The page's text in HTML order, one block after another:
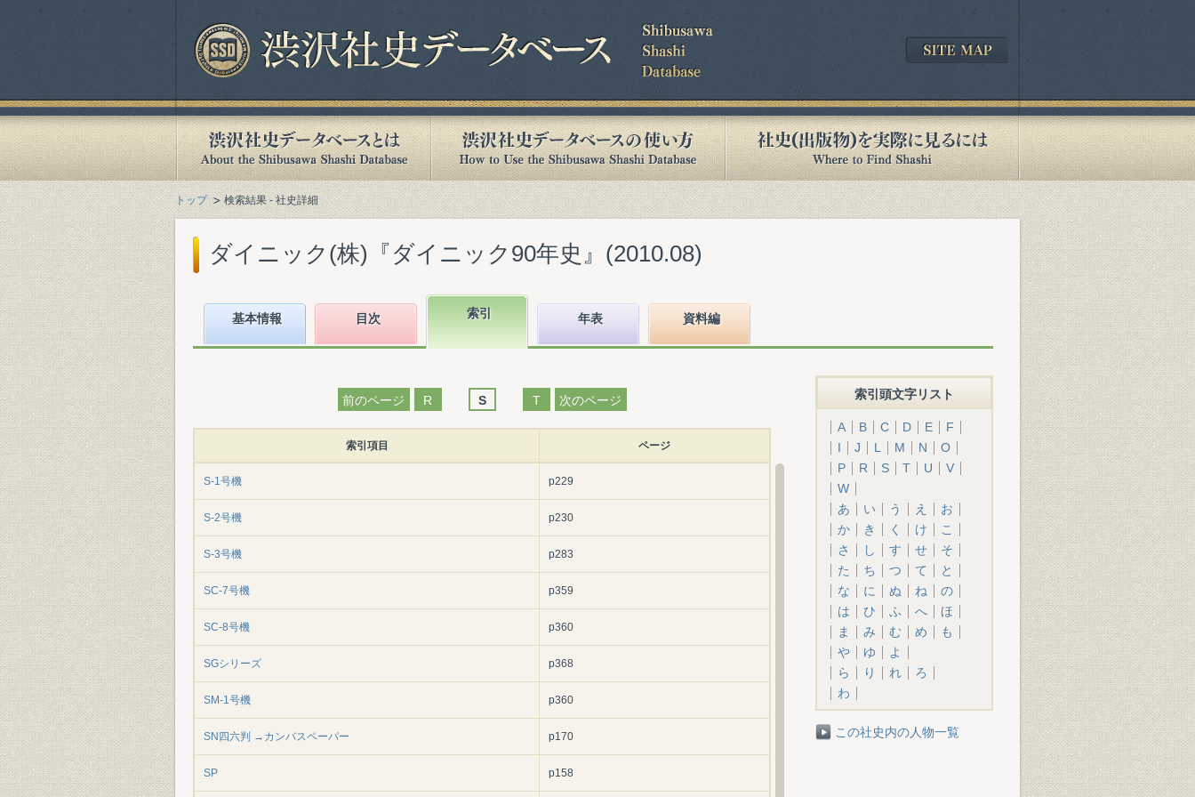
トップ 検索結果 - 社史詳細
ダイニック(株)『ダイニック90年史』(2010.08)
基本情報 目次 索引 年表 資料編
前のページ R S T 次のページ
索引項目 ページ
S-1号機 p229
S-2号機 p230
S-3号機 p283
SC-7号機 p359
SC-8号機 p360
SGシリーズ p368
SM-1号機 p360
SN四六判 →カンバスペーパー p170
SP p158
索引頭文字リスト
A B C D E
F
I
J L M N
O
P
R S T U
V
W
あ
い う え
お
か
き く け
こ
さ
し す せ
そ
た
ち つ て
と
な
に ぬ ね
の
は
ひ ふ へ
ほ
ま
み む め
も
や
ゆ
よ
ら
り れ
ろ
わ
この社史内の人物一覧